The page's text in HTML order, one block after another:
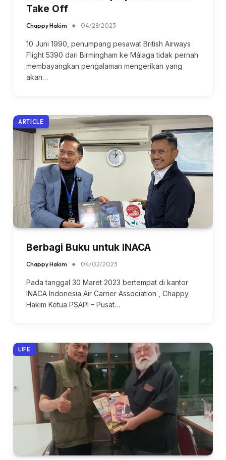
Take Off
Chappy Hakim 04/28/2023
10 Juni 1990, penumpang pesawat British Airways
Flight 5390 dari Birmingham ke Málaga tidak pernah
membayangkan pengalaman mengerikan yang
akan…
ARTICLE
Berbagi Buku untuk INACA
Chappy Hakim 04/02/2023
Pada tanggal 30 Maret 2023 bertempat di kantor
INACA Indonesia Air Carrier Association , Chappy
Hakim Ketua PSAPI – Pusat…
LIFE